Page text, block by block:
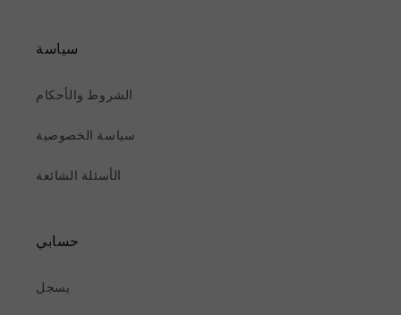
سياسة
الشروط والأحكام
سياسة الخصوصية
الأسئلة الشائعة
حسابي
يسجل